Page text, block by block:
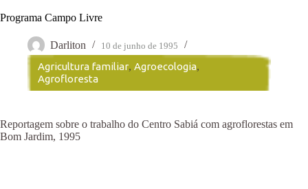
Programa Campo Livre
Darliton 10 de junho de 1995
Agricultura familiar, Agroecologia,
Agrofloresta
Reportagem sobre o trabalho do Centro Sabiá com agroflorestas em
Bom Jardim, 1995